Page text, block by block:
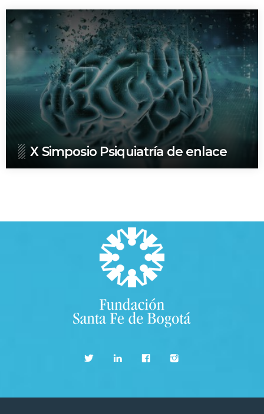
X Simposio Psiquiatría de enlace